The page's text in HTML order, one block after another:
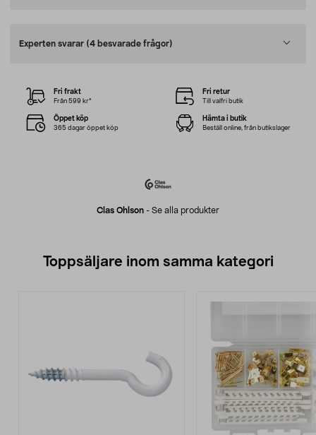
Experten svarar (4 besvarade frågor)
Clas Ohlson - Se alla produkter
Fri frakt
Från 599 kr*
Fri retur
Till valfri butik
Öppet köp
365 dagar öppet köp
Hämta i butik
Beställ online, från butikslager
Toppsäljare inom samma kategori